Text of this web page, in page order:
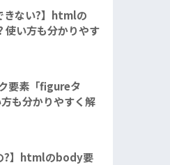
きない?】htmlの
使い方も分かりやす
要素「figureタ
も分かりやすく解
?】htmlのbody要